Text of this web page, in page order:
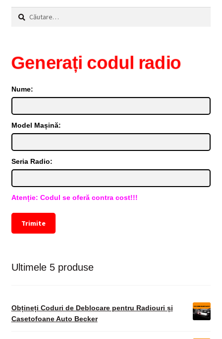
Caută
după:
Generați codul radio
Nume:
Model Mașină:
Seria Radio:
Atenție: Codul se oferă contra cost!!!
Trimite
Ultimele 5 produse
Obțineți Coduri de Deblocare pentru Radiouri și
Casetofoane Auto Becker